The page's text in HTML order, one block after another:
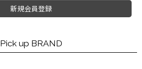
新規会員登録
Pick up BRAND